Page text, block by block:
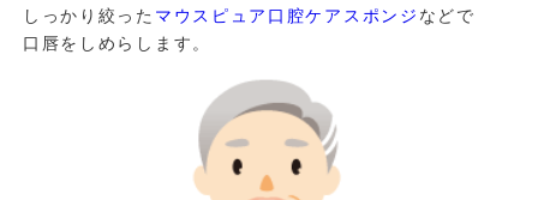
しっかり絞った マウスピュア口腔ケアスポンジ などで
口唇をしめらします。